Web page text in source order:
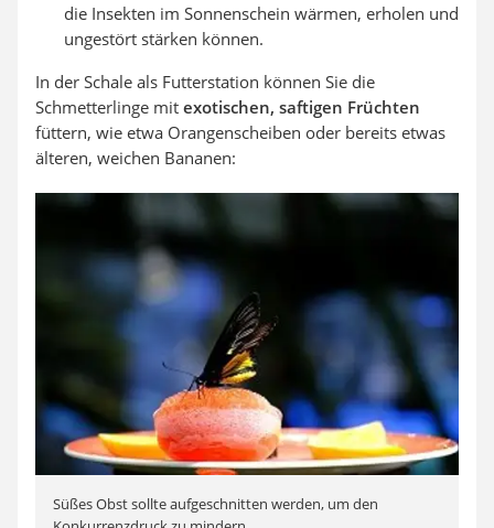
die Insekten im Sonnenschein wärmen, erholen und
ungestört stärken können.
In der Schale als Futterstation können Sie die
Schmetterlinge mit exotischen, saftigen Früchten
füttern, wie etwa Orangenscheiben oder bereits etwas
älteren, weichen Bananen:
Süßes Obst sollte aufgeschnitten werden, um den